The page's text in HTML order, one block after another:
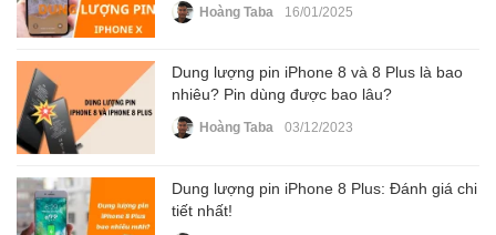
Hoàng Taba 16/01/2025
Dung lượng pin iPhone 8 và 8 Plus là bao
nhiêu? Pin dùng được bao lâu?
Hoàng Taba 03/12/2023
Dung lượng pin iPhone 8 Plus: Đánh giá chi
tiết nhất!